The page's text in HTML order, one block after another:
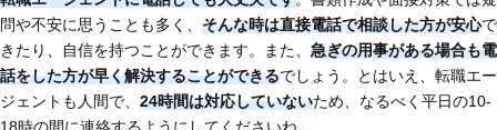
問や不安に思うことも多く、 そんな時は直接電話で相談した方が安心で
きたり、自信を持つことができます。また、 急ぎの用事がある場合も電
話をした方が早く解決することができるでしょう。とはいえ、転職エー
ジェントも人間で、 24時間は対応していないため、なるべく平日の10-